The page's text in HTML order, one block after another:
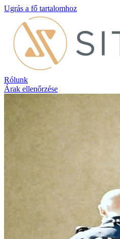
Ugrás a fő tartalomhoz
Rólunk
Árak ellenőrzése